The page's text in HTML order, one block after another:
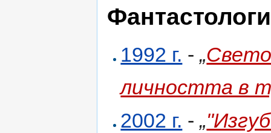
1992 г. -„
личността в
2002 г. -„